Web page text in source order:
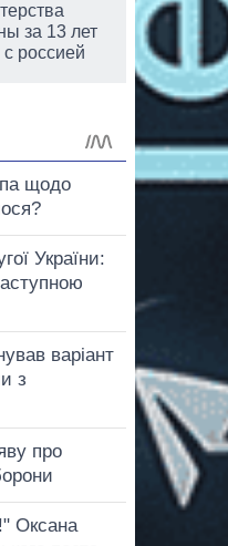
за 13 лет
россией